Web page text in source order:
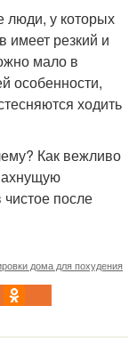
люди, у которых
имеет резкий и
мало в
особенности,
ходить
Как вежливо
после
дома для похудения